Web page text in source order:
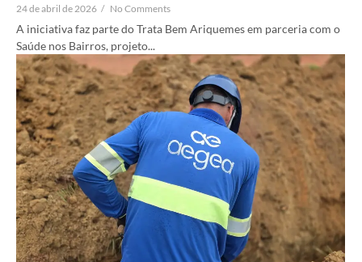
24 de abril de 2026 / No Comments
A iniciativa faz parte do Trata Bem Ariquemes em parceria com o
Saúde nos Bairros, projeto...